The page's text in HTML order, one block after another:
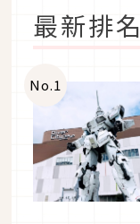
最新排名
No.1